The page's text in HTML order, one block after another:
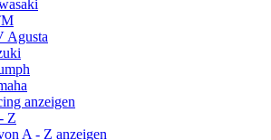
Agusta
anzeigen
Z
A - Z anzeigen